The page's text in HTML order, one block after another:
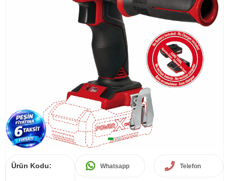
Ürün Kodu: Whatsapp Telefon